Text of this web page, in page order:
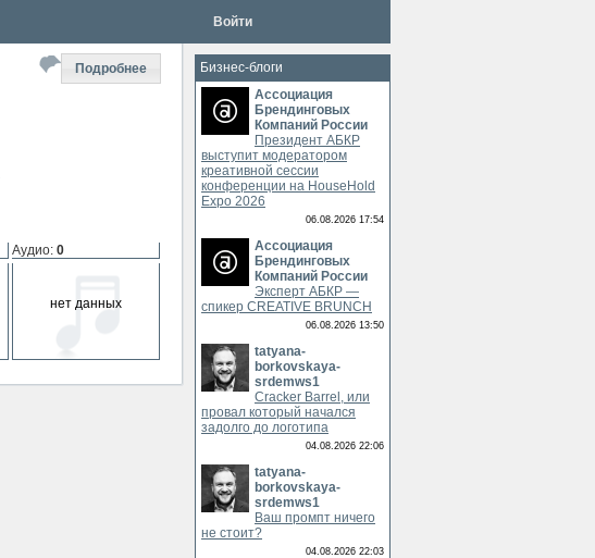
Войти
Подробнее
Аудио: 0
нет данных
Бизнес-блоги
Ассоциация
Брендинговых
Компаний России
Президент АБКР
выступит модератором
креативной сессии
конференции на HouseHold
Expo 2026
06.08.2026 17:54
Ассоциация
Брендинговых
Компаний России
Эксперт АБКР —
спикер CREATIVE BRUNCH
06.08.2026 13:50
tatyana-
borkovskaya-
srdemws1
Cracker Barrel, или
провал который начался
задолго до логотипа
04.08.2026 22:06
tatyana-
borkovskaya-
srdemws1
Ваш промпт ничего
не стоит?
04.08.2026 22:03